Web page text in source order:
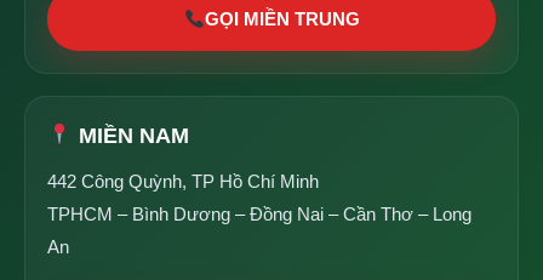
GỌI MIỀN TRUNG
MIỀN NAM
442 Công Quỳnh, TP Hồ Chí Minh
TPHCM – Bình Dương – Đồng Nai – Cần Thơ – Long
An